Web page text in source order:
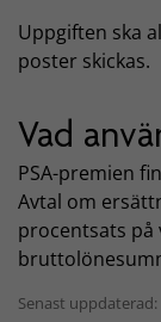
Uppgiften ska
poster skickas.
Vad
PSA-premien
Avtal om
procentsats på
Senast uppdaterad: